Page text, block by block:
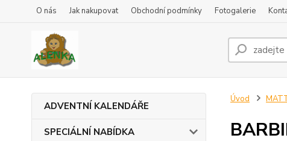
O nás Jak nakupovat Obchodní podmínky Fotogalerie
ADVENTNÍ KALENDÁŘE
SPECIÁLNÍ NABÍDKA
Úvod